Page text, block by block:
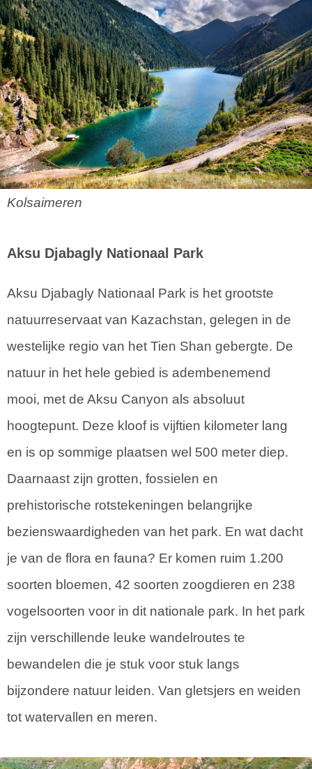
Kolsaimeren
Aksu Djabagly Nationaal Park
Aksu Djabagly Nationaal Park is het grootste
natuurreservaat van Kazachstan, gelegen in de
westelijke regio van het Tien Shan gebergte. De
natuur in het hele gebied is adembenemend
mooi, met de Aksu Canyon als absoluut
hoogtepunt. Deze kloof is vijftien kilometer lang
en is op sommige plaatsen wel 500 meter diep.
Daarnaast zijn grotten, fossielen en
prehistorische rotstekeningen belangrijke
bezienswaardigheden van het park. En wat dacht
je van de flora en fauna? Er komen ruim 1.200
soorten bloemen, 42 soorten zoogdieren en 238
vogelsoorten voor in dit nationale park. In het park
zijn verschillende leuke wandelroutes te
bewandelen die je stuk voor stuk langs
bijzondere natuur leiden. Van gletsjers en weiden
tot watervallen en meren.